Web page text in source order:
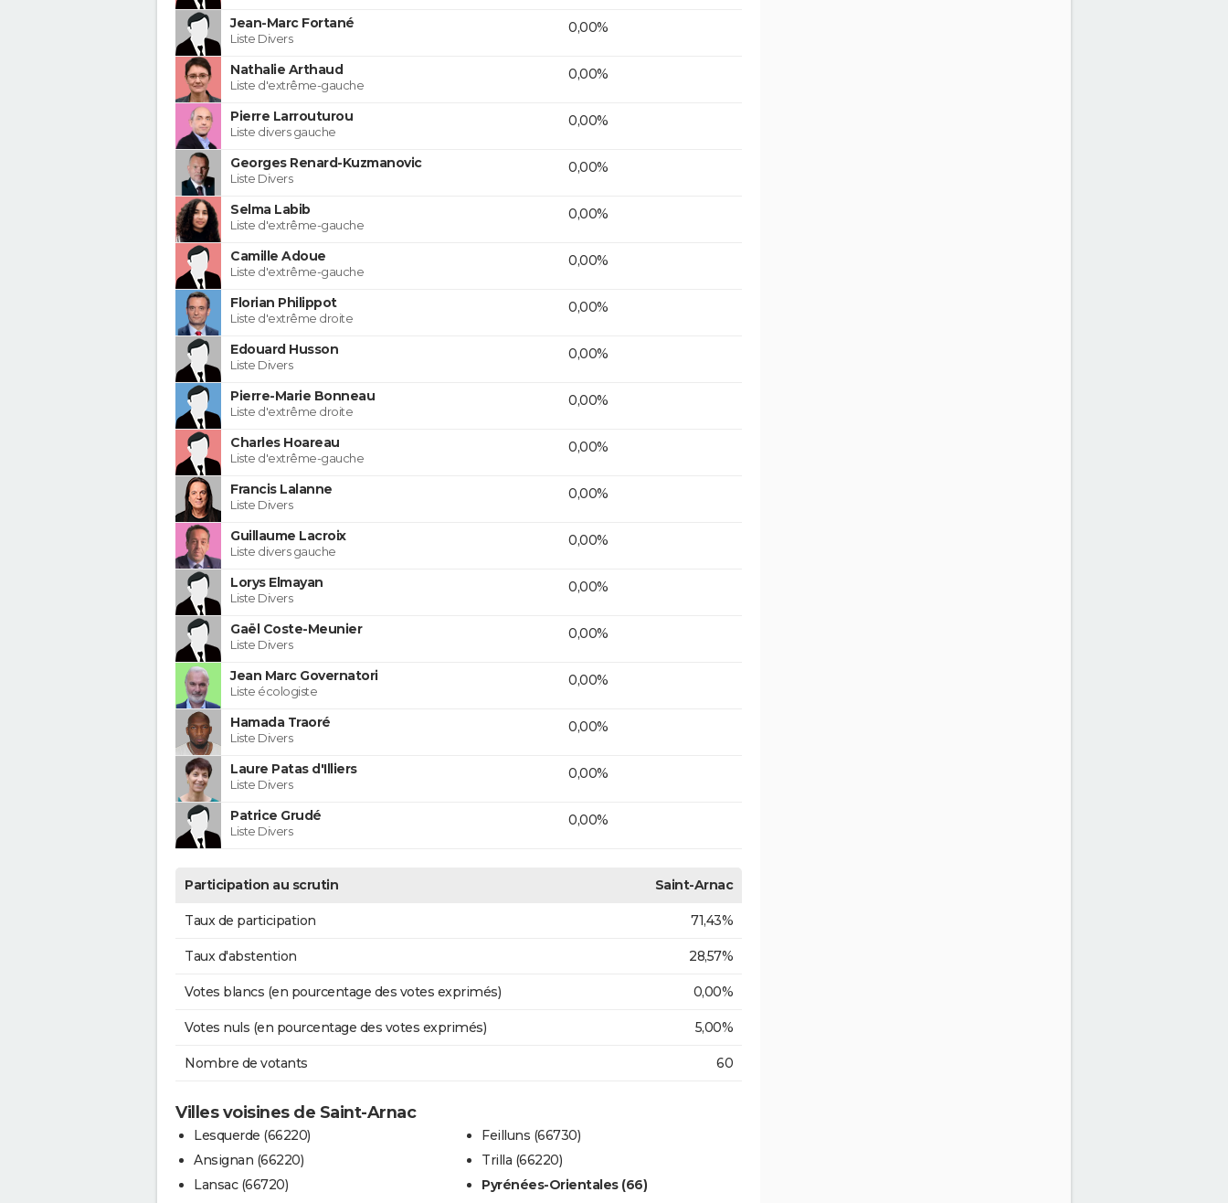
Jean-Marc Fortané
Liste Divers
0,00%
Nathalie Arthaud
Liste d'extrême-gauche
0,00%
Pierre Larrouturou
Liste divers gauche
0,00%
Georges Renard-Kuzmanovic
Liste Divers
0,00%
Selma Labib
Liste d'extrême-gauche
0,00%
Camille Adoue
Liste d'extrême-gauche
0,00%
Florian Philippot
Liste d'extrême droite
0,00%
Edouard Husson
Liste Divers
0,00%
Pierre-Marie Bonneau
Liste d'extrême droite
0,00%
Charles Hoareau
Liste d'extrême-gauche
0,00%
Francis Lalanne
Liste Divers
0,00%
Guillaume Lacroix
Liste divers gauche
0,00%
Lorys Elmayan
Liste Divers
0,00%
Gaël Coste-Meunier
Liste Divers
0,00%
Jean Marc Governatori
Liste écologiste
0,00%
Hamada Traoré
Liste Divers
0,00%
Laure Patas d'Illiers
Liste Divers
0,00%
Patrice Grudé
Liste Divers
0,00%
Participation au scrutin Saint-Arnac
Taux de participation 71,43%
Taux d'abstention 28,57%
Votes blancs (en pourcentage des votes exprimés) 0,00%
Votes nuls (en pourcentage des votes exprimés) 5,00%
Nombre de votants 60
Villes voisines de Saint-Arnac
Lesquerde (66220)
Ansignan (66220)
Lansac (66720)
Feilluns (66730)
Trilla (66220)
Pyrénées-Orientales (66)